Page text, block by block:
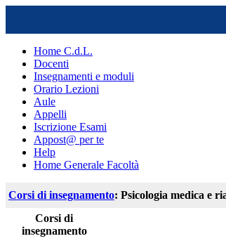
Home C.d.L.
Docenti
Insegnamenti e moduli
Orario Lezioni
Aule
Appelli
Iscrizione Esami
Appost@ per te
Help
Home Generale Facoltà
Corsi di insegnamento: Psicologia medica e
Corsi di
insegnamento